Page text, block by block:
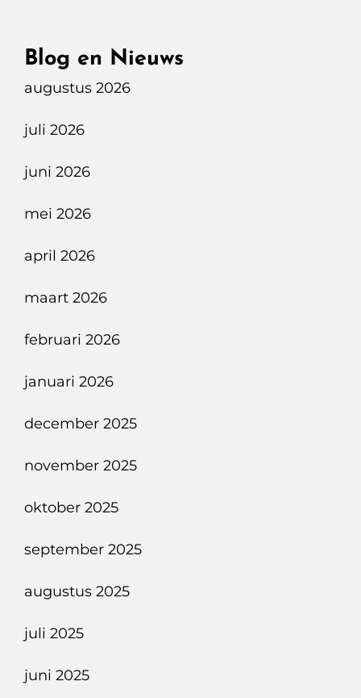
Exclusive
Blog en Nieuws
augustus 2026
juli 2026
juni 2026
mei 2026
april 2026
maart 2026
februari 2026
januari 2026
december 2025
november 2025
oktober 2025
september 2025
augustus 2025
juli 2025
juni 2025